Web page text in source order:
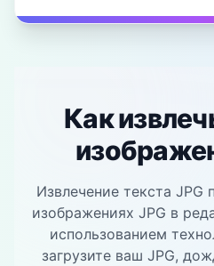
Как
Извлечение текста JPG
изображениях JPG в
использованием
загрузите ваш JPG,